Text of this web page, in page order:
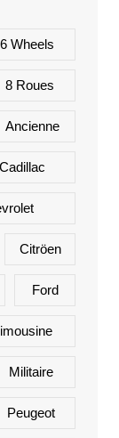
6 Wheels
8 Roues
Ancienne
Cadillac
Citröen
Ford
Militaire
Peugeot